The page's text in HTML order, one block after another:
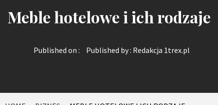
Meble hotelowe i ich rodzaje
Published on : Published by : Redakcja 1trex.pl